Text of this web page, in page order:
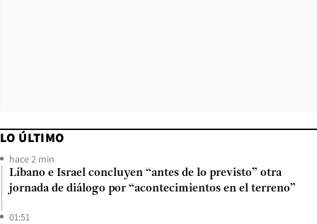
LO ÚLTIMO
hace 2 min
Líbano e Israel concluyen “antes de lo previsto” otra
jornada de diálogo por “acontecimientos en el terreno”
01:51